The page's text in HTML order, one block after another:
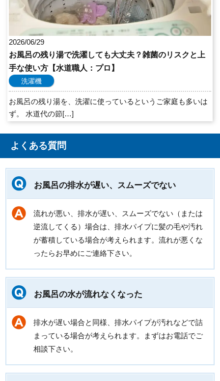
2026/06/29
お風呂の残り湯で洗濯しても大丈夫？雑菌のリスクと上
手な使い方【水道職人：プロ】
洗濯機
お風呂の残り湯を、洗濯に使っているというご家庭も多いは
ず。 水道代の節[…]
よくある質問
お風呂の排水が遅い、スムーズでない
流れが悪い、排水が遅い、スムーズでない（または
逆流してくる）場合は、排水パイプに髪の毛や汚れ
が蓄積している場合が考えられます。流れが悪くな
ったらお早めにご連絡下さい。
お風呂の水が流れなくなった
排水が遅い場合と同様、排水パイプが汚れなどで詰
まっている場合が考えられます。まずはお電話でご
相談下さい。